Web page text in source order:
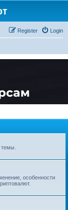
Login
Register
особенности